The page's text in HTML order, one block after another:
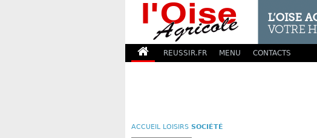
REUSSIR.FR MENU CONTACTS
ACCUEIL LOISIRS SOCIÉTÉ